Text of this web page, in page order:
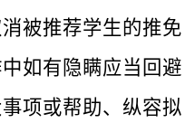
被推荐学生的推免
如有隐瞒应当回避
项或帮助、纵容拟